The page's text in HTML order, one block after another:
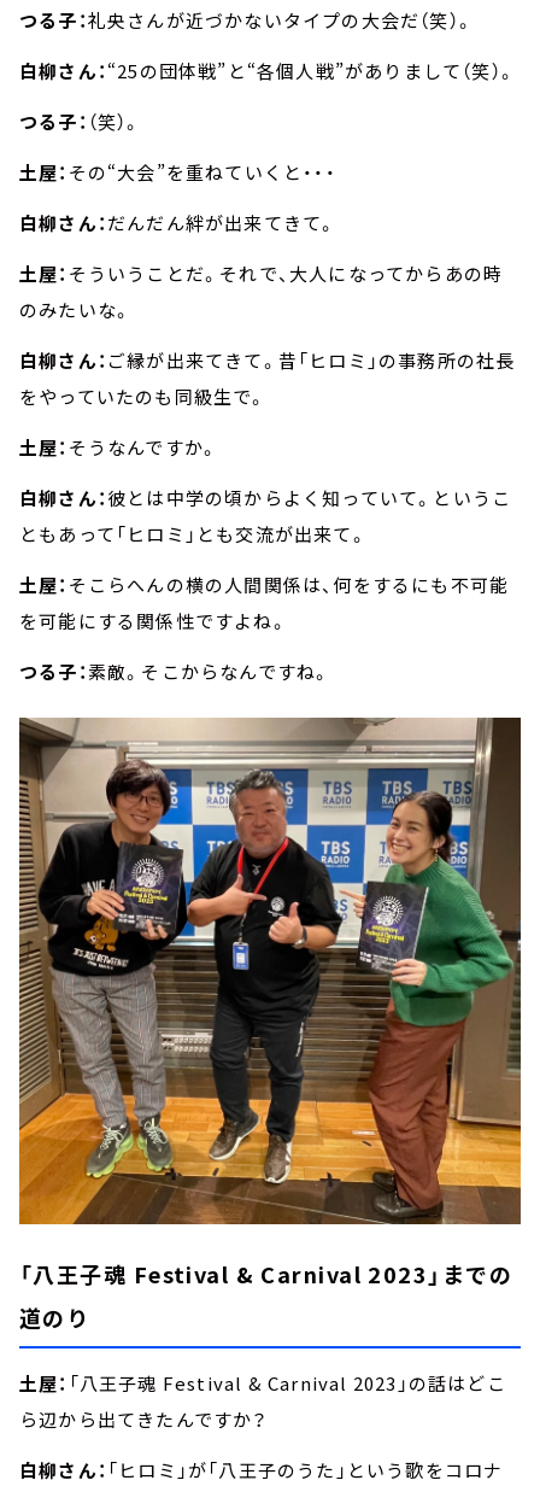
つる子：礼央さんが近づかないタイプの大会だ（笑）。
白柳さん：“25の団体戦”と“各個人戦”がありまして（笑）。
つる子： （笑）。
土屋： その“大会”を重ねていくと・・・
白柳さん：だんだん絆が出来てきて。
土屋： そういうことだ。それで、大人になってからあの時
のみたいな。
白柳さん： ご縁が出来てきて。昔「ヒロミ」の事務所の社長
をやっていたのも同級生で。
土屋： そうなんですか。
白柳さん：彼とは中学の頃からよく知っていて。というこ
ともあって「ヒロミ」とも交流が出来て。
土屋： そこらへんの横の人間関係は、何をするにも不可能
を可能にする関係性ですよね。
つる子：素敵。そこからなんですね。
「八王子魂 Festival & Carnival 2023」までの
道のり
土屋： 「八王子魂 Festival & Carnival 2023」の話はどこ
ら辺から出てきたんですか？
白柳さん： 「ヒロミ」が「八王子のうた」という歌をコロナ